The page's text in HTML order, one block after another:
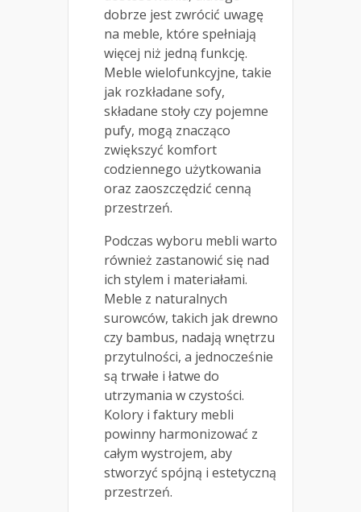
dobrze jest zwrócić uwagę
na meble, które spełniają
więcej niż jedną funkcję.
Meble wielofunkcyjne, takie
jak rozkładane sofy,
składane stoły czy pojemne
pufy, mogą znacząco
zwiększyć komfort
codziennego użytkowania
oraz zaoszczędzić cenną
przestrzeń.
Podczas wyboru mebli warto
również zastanowić się nad
ich stylem i materiałami.
Meble z naturalnych
surowców, takich jak drewno
czy bambus, nadają wnętrzu
przytulności, a jednocześnie
są trwałe i łatwe do
utrzymania w czystości.
Kolory i faktury mebli
powinny harmonizować z
całym wystrojem, aby
stworzyć spójną i estetyczną
przestrzeń.